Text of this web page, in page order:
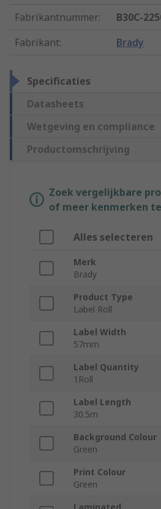
Fabrikantnummer:
B30C-
Fabrikant: Brady
Specificaties
Datasheets
Wetgeving en compliance
Productomschrijving
Zoek vergelijkbare
of meer kenmerken
Alles selecteren
Merk
Brady
Product Type
Label Roll
Label Width
57mm
Label Quantity
1Roll
Label Length
30.5m
Background Colour
Green
Print Colour
Green